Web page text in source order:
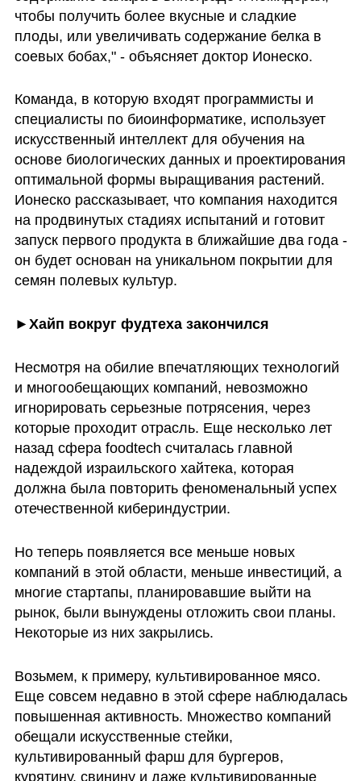
чтобы получить более вкусные и сладкие
плоды, или увеличивать содержание белка в
соевых бобах," - объясняет доктор Ионеско.
Команда, в которую входят программисты и
специалисты по биоинформатике, использует
искусственный интеллект для обучения на
основе биологических данных и проектирования
оптимальной формы выращивания растений.
Ионеско рассказывает, что компания находится
на продвинутых стадиях испытаний и готовит
запуск первого продукта в ближайшие два года -
он будет основан на уникальном покрытии для
семян полевых культур.
►Хайп вокруг фудтеха закончился
Несмотря на обилие впечатляющих технологий
и многообещающих компаний, невозможно
игнорировать серьезные потрясения, через
которые проходит отрасль. Еще несколько лет
назад сфера foodtech считалась главной
надеждой израильского хайтека, которая
должна была повторить феноменальный успех
отечественной кибериндустрии.
Но теперь появляется все меньше новых
компаний в этой области, меньше инвестиций, а
многие стартапы, планировавшие выйти на
рынок, были вынуждены отложить свои планы.
Некоторые из них закрылись.
Возьмем, к примеру, культивированное мясо.
Еще совсем недавно в этой сфере наблюдалась
повышенная активность. Множество компаний
обещали искусственные стейки,
культивированный фарш для бургеров,
курятину, свинину и даже культивированные